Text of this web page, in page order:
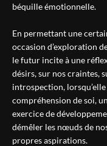
béquille émotionnelle.
En permettant une
occasion d’exploration
le futur incite à une
désirs, sur nos craintes,
introspection,
compréhension de soi,
exercice de
démêler les nœuds de
propres aspirations.